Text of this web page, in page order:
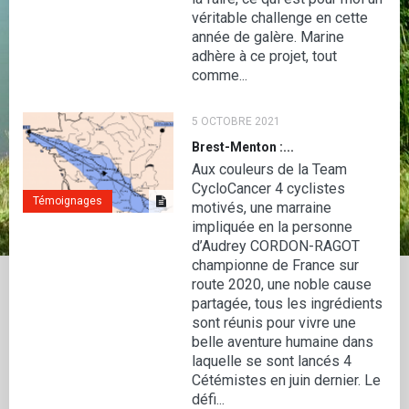
véritable challenge en cette
année de galère. Marine
adhère à ce projet, tout
comme...
Témoignages
5 OCTOBRE 2021
Brest-Menton :...
Aux couleurs de la Team
CycloCancer 4 cyclistes
motivés, une marraine
impliquée en la personne
d’Audrey CORDON-RAGOT
championne de France sur
route 2020, une noble cause
partagée, tous les ingrédients
sont réunis pour vivre une
belle aventure humaine dans
laquelle se sont lancés 4
Cétémistes en juin dernier. Le
défi...